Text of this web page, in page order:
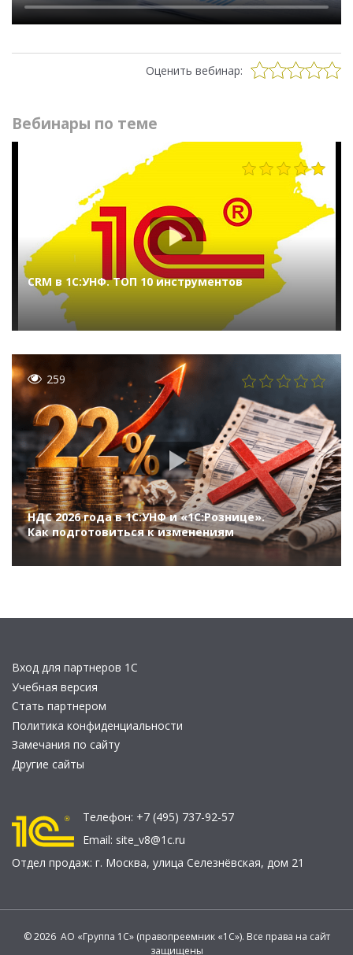
Оценить вебинар:
Вебинары по теме
CRM в 1С:УНФ. ТОП 10 инструментов
259
НДС 2026 года в 1С:УНФ и «1С:Рознице».
Как подготовиться к изменениям
Вход для партнеров 1С
Учебная версия
Стать партнером
Политика конфиденциальности
Замечания по сайту
Другие сайты
Телефон: +7 (495) 737-92-57
Email: site_v8@1c.ru
Отдел продаж: г. Москва, улица Селезнёвская, дом 21
© 2026 АО «Группа 1С» (правопреемник «1С»). Все права на сайт
защищены